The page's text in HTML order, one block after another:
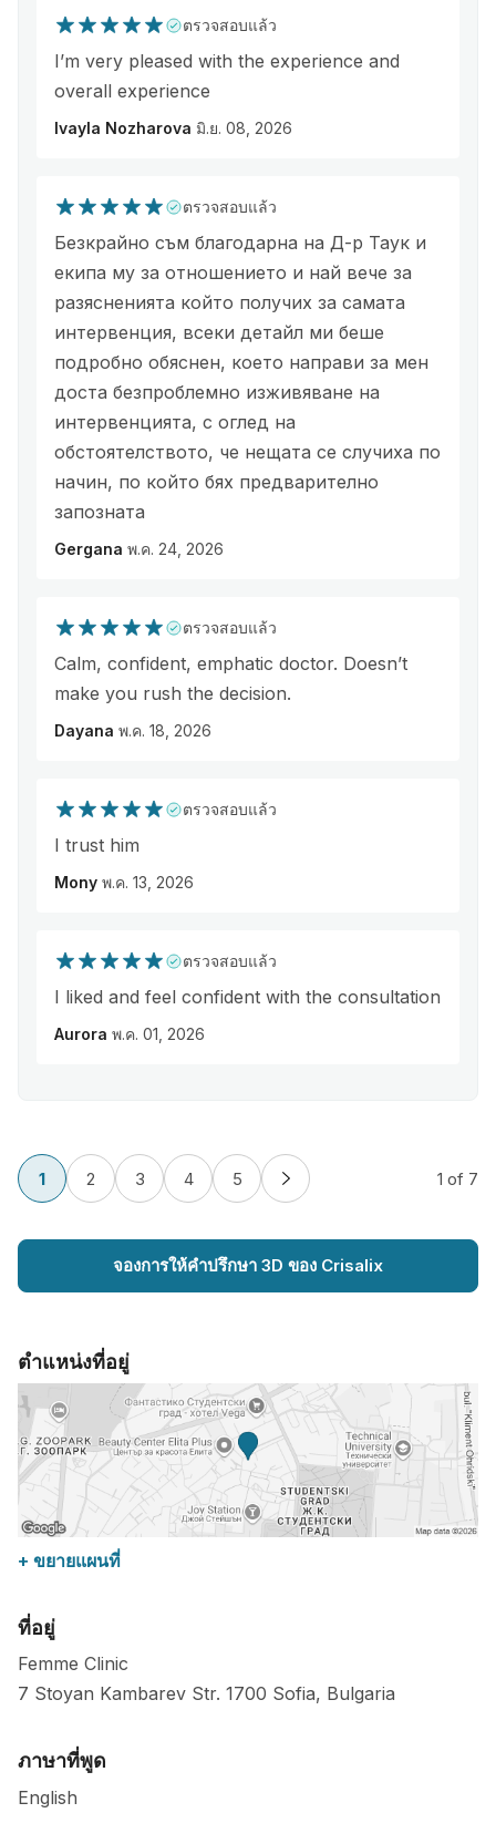
ตรวจสอบแล้ว
I’m very pleased with the experience and
overall experience
Ivayla Nozharova มิ.ย. 08, 2026
ตรวจสอบแล้ว
Безкрайно съм благодарна на Д-р Таук и
екипа му за отношението и най вече за
разясненията който получих за самата
интервенция, всеки детайл ми беше
подробно обяснен, което направи за мен
доста безпроблемно изживяване на
интервенцията, с оглед на
обстоятелството, че нещата се случиха по
начин, по който бях предварително
запозната
Gergana พ.ค. 24, 2026
ตรวจสอบแล้ว
Calm, confident, emphatic doctor. Doesn’t
make you rush the decision.
Dayana พ.ค. 18, 2026
ตรวจสอบแล้ว
I trust him
Mony พ.ค. 13, 2026
ตรวจสอบแล้ว
I liked and feel confident with the consultation
Aurora พ.ค. 01, 2026
1 2 3 4 5 1 of 7
จองการให้คำปรึกษา 3D ของ Crisalix
ตำแหน่งที่อยู่
+ ขยายแผนที่
ที่อยู่
Femme Clinic
7 Stoyan Kambarev Str. 1700 Sofia, Bulgaria
ภาษาที่พูด
English